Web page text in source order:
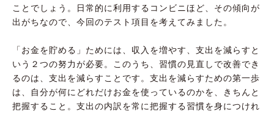
ことでしょう。日常的に利用するコンビニほど、その傾向が
出がちなので、今回のテスト項目を考えてみました。
「お金を貯める」ためには、収入を増やす、支出を減らすと
いう２つの努力が必要。このうち、習慣の見直しで改善でき
るのは、支出を減らすことです。支出を減らすための第一歩
は、自分が何にどれだけお金を使っているのかを、きちんと
把握すること。支出の内訳を常に把握する習慣を身につけれ